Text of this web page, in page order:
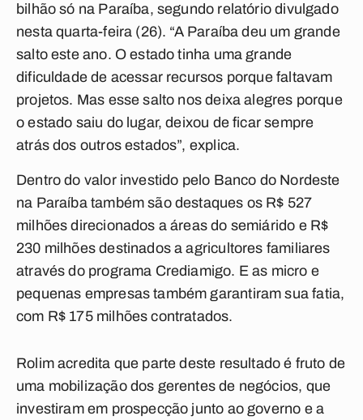
bilhão só na Paraíba, segundo relatório divulgado
nesta quarta-feira (26). “A Paraíba deu um grande
salto este ano. O estado tinha uma grande
dificuldade de acessar recursos porque faltavam
projetos. Mas esse salto nos deixa alegres porque
o estado saiu do lugar, deixou de ficar sempre
atrás dos outros estados”, explica.
Dentro do valor investido pelo Banco do Nordeste
na Paraíba também são destaques os R$ 527
milhões direcionados a áreas do semiárido e R$
230 milhões destinados a agricultores familiares
através do programa Crediamigo. E as micro e
pequenas empresas também garantiram sua fatia,
com R$ 175 milhões contratados.
Rolim acredita que parte deste resultado é fruto de
uma mobilização dos gerentes de negócios, que
investiram em prospecção junto ao governo e a